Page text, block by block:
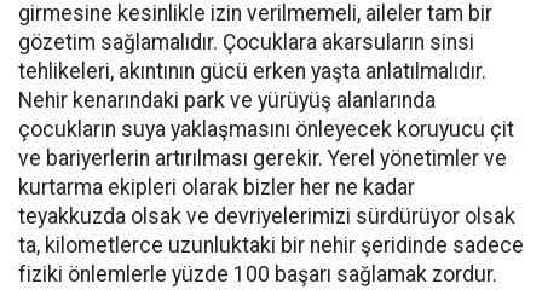
girmesine kesinlikle izin verilmemeli, aileler tam bir
gözetim sağlamalıdır. Çocuklara akarsuların sinsi
tehlikeleri, akıntının gücü erken yaşta anlatılmalıdır.
Nehir kenarındaki park ve yürüyüş alanlarında
çocukların suya yaklaşmasını önleyecek koruyucu çit
ve bariyerlerin artırılması gerekir. Yerel yönetimler ve
kurtarma ekipleri olarak bizler her ne kadar
teyakkuzda olsak ve devriyelerimizi sürdürüyor olsak
ta, kilometlerce uzunluktaki bir nehir şeridinde sadece
fiziki önlemlerle yüzde 100 başarı sağlamak zordur.